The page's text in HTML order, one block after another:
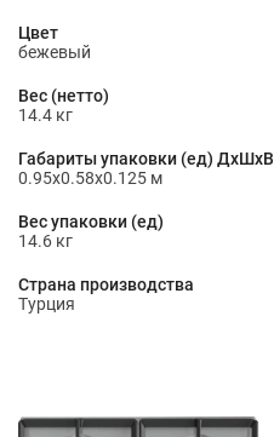
Цвет
бежевый
Вес (нетто)
14.4 кг
Габариты упаковки (ед) ДхШхВ
0.95x0.58x0.125 м
Вес упаковки (ед)
14.6 кг
Страна производства
Турция